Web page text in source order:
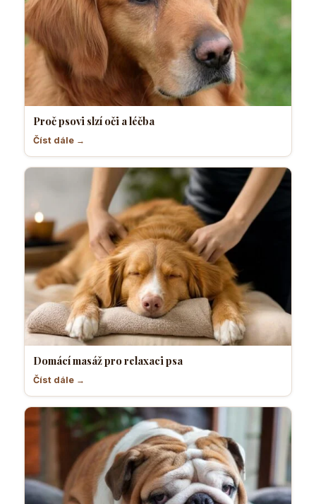
Proč psovi slzí oči a léčba
Číst dále →
Domácí masáž pro relaxaci psa
Číst dále →